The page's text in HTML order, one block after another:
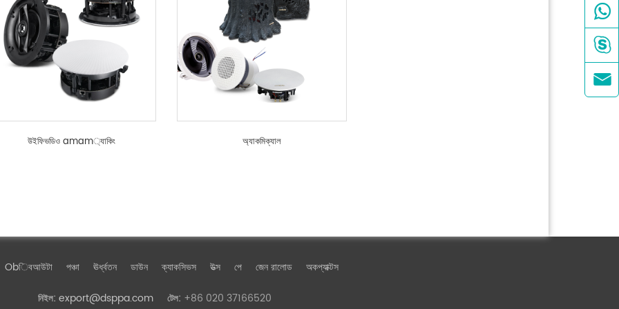
উইফিভডিও amam্যাকিং অ্যাকমিক্যাল
Obিবআউটা পঞ্চা ঊর্ধ্বতন ডাউন ক্যাকসিভস উত্স পে জেন রালোড অকপ্যাক্টস
নিইল: export@dsppa.com টেল: +86 020 37166520


